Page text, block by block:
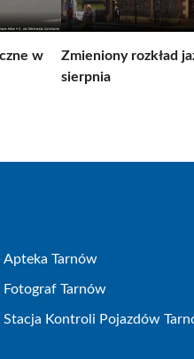
w
Zmieniony rozkład
sierpnia
Apteka Tarnów
Fotograf Tarnów
Stacja Kontroli Pojazdów